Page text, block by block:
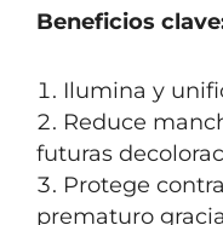
Beneficios
Ilumina y
Reduce
futuras
Protege
prematuro